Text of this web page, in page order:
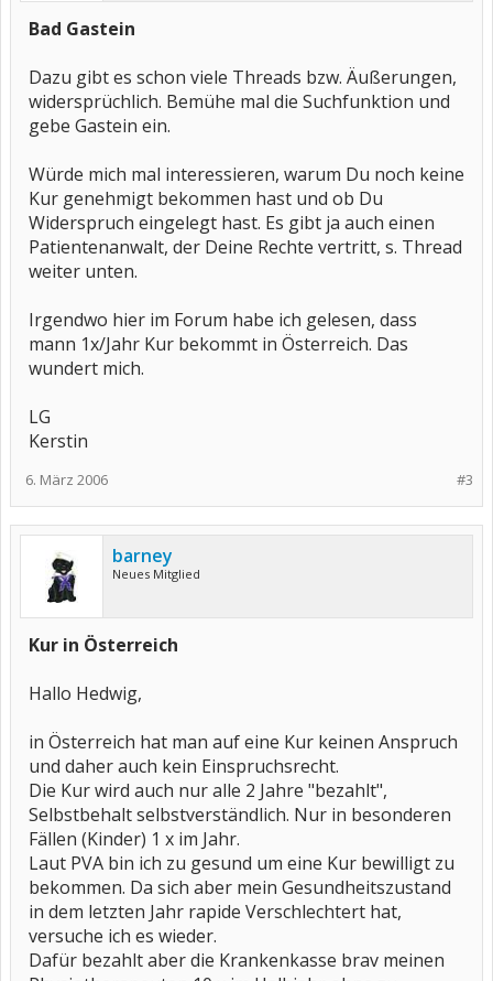
Bad Gastein
Dazu gibt es schon viele Threads bzw. Äußerungen,
widersprüchlich. Bemühe mal die Suchfunktion und
gebe Gastein ein.
Würde mich mal interessieren, warum Du noch keine
Kur genehmigt bekommen hast und ob Du
Widerspruch eingelegt hast. Es gibt ja auch einen
Patientenanwalt, der Deine Rechte vertritt, s. Thread
weiter unten.
Irgendwo hier im Forum habe ich gelesen, dass
mann 1x/Jahr Kur bekommt in Österreich. Das
wundert mich.
LG
Kerstin
#3
6. März 2006
barney
Neues Mitglied
Kur in Österreich
Hallo Hedwig,
in Österreich hat man auf eine Kur keinen Anspruch
und daher auch kein Einspruchsrecht.
Die Kur wird auch nur alle 2 Jahre "bezahlt",
Selbstbehalt selbstverständlich. Nur in besonderen
Fällen (Kinder) 1 x im Jahr.
Laut PVA bin ich zu gesund um eine Kur bewilligt zu
bekommen. Da sich aber mein Gesundheitszustand
in dem letzten Jahr rapide Verschlechtert hat,
versuche ich es wieder.
Dafür bezahlt aber die Krankenkasse brav meinen